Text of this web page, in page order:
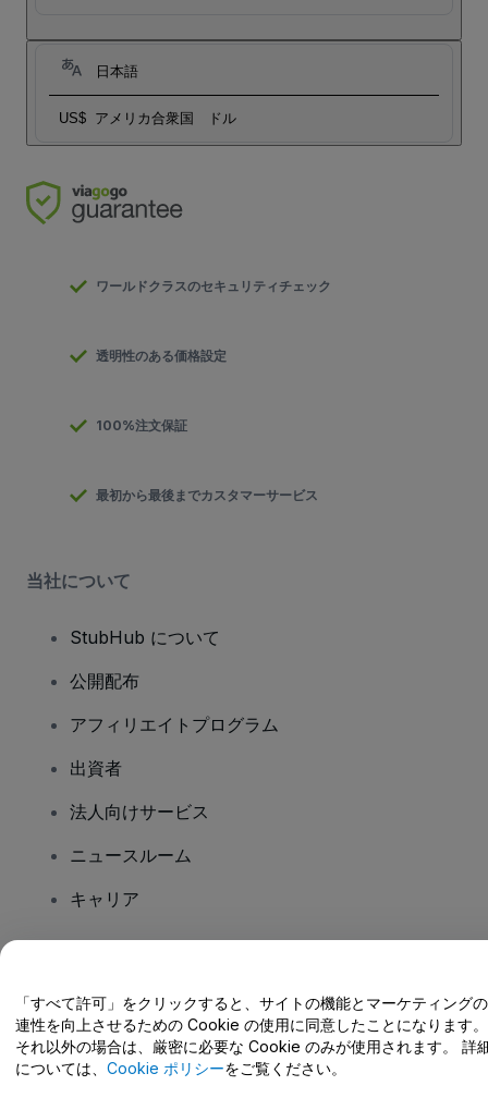
日本語
US$ アメリカ合衆国 ドル
ワールドクラスのセキュリティチェック
透明性のある価格設定
100%注文保証
最初から最後までカスタマーサービス
当社について
StubHub について
公開配布
アフィリエイトプログラム
出資者
法人向けサービス
ニュースルーム
キャリア
ヘルプセンター / こちらまでご連絡下さい
「すべて許可」をクリックすると、サイトの機能とマーケティング
連性を向上させるための Cookie の使用に同意したことになります。
それ以外の場合は、厳密に必要な Cookie のみが使用されます。 詳
については、 Cookie ポリシーをご覧ください。